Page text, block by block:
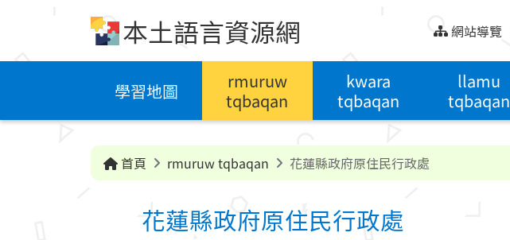
本土語言資源網 網站導覽
學習地圖
rmuruw
tqbaqan
kwara
tqbaqan
llamu
tqbaqan
首頁 rmuruw tqbaqan 花蓮縣政府原住民行政處
花蓮縣政府原住民行政處